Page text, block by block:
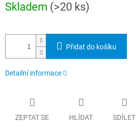
cena:
Skladem (>20 ks)
Přidat do košíku
Detailní informace
ZEPTAT SE HLÍDAT SDÍLET